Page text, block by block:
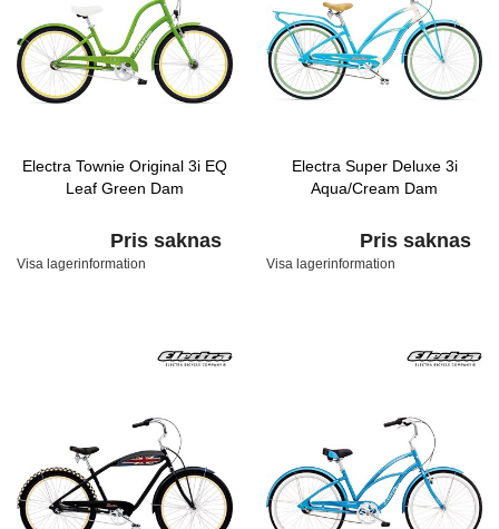
Electra Townie Original 3i EQ
Leaf Green Dam
Pris saknas
Visa lagerinformation
Electra Super Deluxe 3i
Aqua/Cream Dam
Pris saknas
Visa lagerinformation